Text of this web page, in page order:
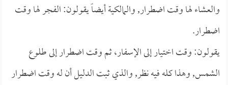
والعشاء لها وقت اضطرار, والمالكية أيضاً يقولون: الفجر لها وقت
اضطرار.
يقولون: وقت اختيار إلى الإسفار، ثم وقت اضطرار إلى طلوع
الشمس, وهذا كله فيه نظر, والذي ثبت الدليل أن له وقت اضطرار